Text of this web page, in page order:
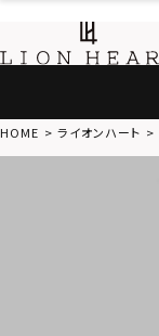
HOME ライオンハート